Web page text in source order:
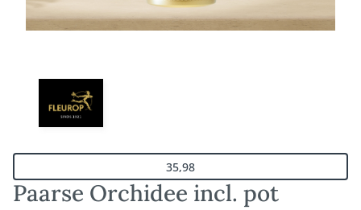
Paarse Orchidee incl. pot
35,98